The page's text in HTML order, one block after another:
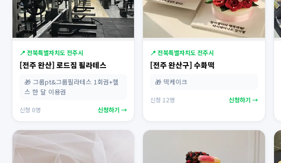
📍 전북특별자치도 전주시
[전주 완산] 로드짐 필라테스
🎁 그룹pt&그룹필라테스 1회권+헬
스 한 달 이용권
신청 0명 신청하기 →
📍 전북특별자치도 전주시
[전주 완산구] 수화떡
🎁 떡케이크
신청 12명 신청하기 →